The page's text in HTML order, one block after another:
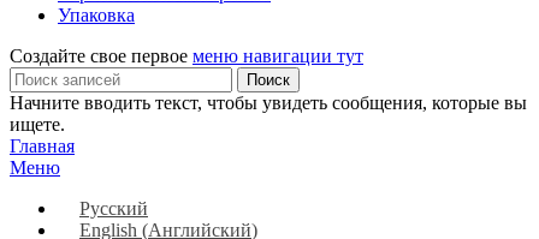
Упаковка
Создайте свое первое меню навигации тут
Поиск
Начните вводить текст, чтобы увидеть сообщения, которые вы
ищете.
Главная
Меню
Русский
English (Английский)